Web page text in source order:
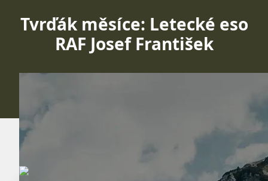
Tvrďák měsíce: Letecké eso
RAF Josef František